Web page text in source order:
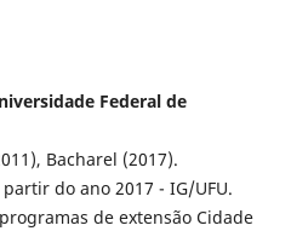
Federal de
Bacharel (2017).
do ano 2017 - IG/UFU.
de extensão Cidade